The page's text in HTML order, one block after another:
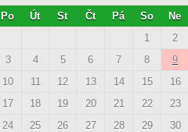
Po Út St Čt Pá So
Ne
1
2
3
4 5 6 7 8
9
10
11 12 13 14 15
16
17
18 19 20 21 22
23
24
25 26 27 28 29
30